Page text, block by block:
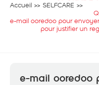
Accueil
SELFCARE
e-mail ooredoo pour
pour justifier un
e-mail ooredoo